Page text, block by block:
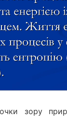
зору